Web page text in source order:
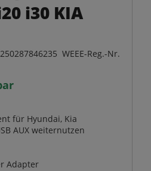
i30 KIA
WEEE-Reg.-Nr.
für Hyundai, Kia
AUX weiternutzen
Adapter